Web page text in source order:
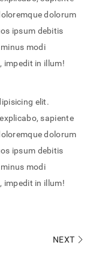
dolorum
ipsum debitis
modi
impedit in illum!
elit.
sapiente
dolorum
ipsum debitis
modi
impedit in illum!
NEXT